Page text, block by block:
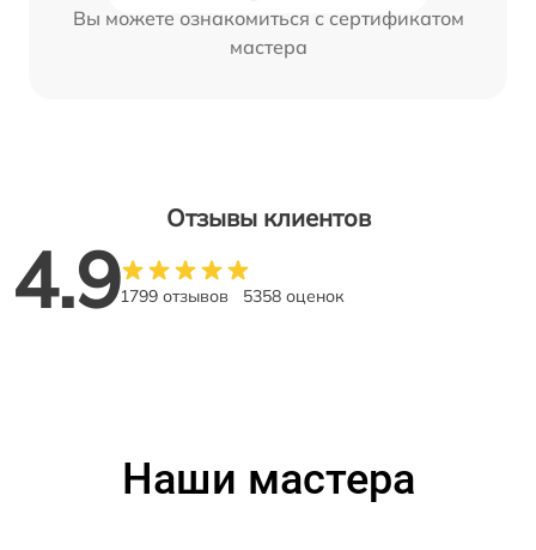
Вы можете ознакомиться с сертификатом
мастера
Отзывы клиентов
4.91799 отзывов 5358 оценок
Наши мастера